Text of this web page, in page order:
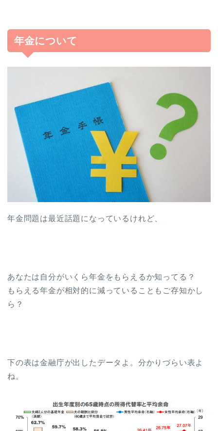
年金について
年金問題は最近話題になっているけれど、
あなたは自分がいくら年金をもらえるか知ってる？
もらえる年金が相対的に減っていることもご存知かし
ら？
下の表は金融庁が出したデータよ。分かりづらい表よ
ね。